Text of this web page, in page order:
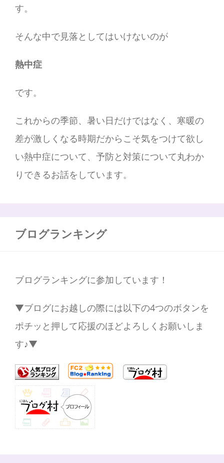
す。
そんな中で見落としてはいけないのが
熱中症
です。
これからの季節、暑い日だけではなく、寒暖の
差が激しくなる時期だからこそ気をつけて欲し
い熱中症について、予防と対策について丸わか
りできるお話をしています。
ブログランキング
ブログランキングに参加しています！
▼ブログにお越しの際には以下の4つのボタンを
ポチッと押して応援のほどよろしくお願いしま
す♪▼